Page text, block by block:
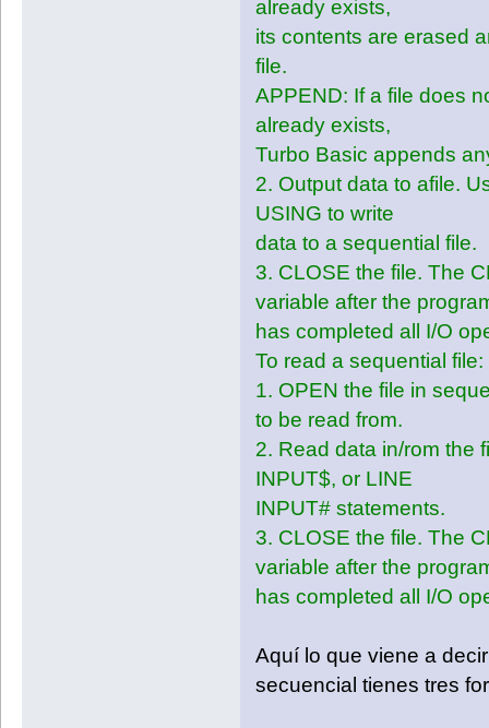
LOCATE 22,30:INPUT "¨Desea Eliminar
WEND
REM FIN SUBRUTINA PARA
LOCATE 08,30:INPUT "Cedula:",CEDU
LOCATE 10,30:INPUT
LOCATE 12,30:INPUT
LOCATE 14,30:INPUT "Edad:",Edad
GOSUB MODIFICAR
ELSE
END IF
WEND
RETURN
REM FIN SUBRUTINA PARA
REM SUBRUTINA PARA ELIMINAR
CLS
GOSUB PANTALLA
CEDU=0
B$="S"
OPEN "NEWDATOS.TXT"FOR INPUT AS#1
WHILE (NOT EOF (1))
IF CEDULA=CEDU THEN
LOCATE 08,30:PRINT "CEDULA:",CEDU
already exists,
its contents are erased
file.
APPEND: If a file does
already exists,
Turbo Basic appends
2. Output data to afile.
USING to write
data to a sequential file.
3. CLOSE the file. The
variable after the
has completed all I/O
To read a sequential file:
1. OPEN the file in
to be read from.
2. Read data in/rom the
INPUT$, or LINE
INPUT# statements.
3. CLOSE the file. The
variable after the
has completed all I/O
Aquí lo que viene a
secuencial tienes tres